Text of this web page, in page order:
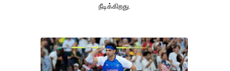
நீடிக்கிறது.